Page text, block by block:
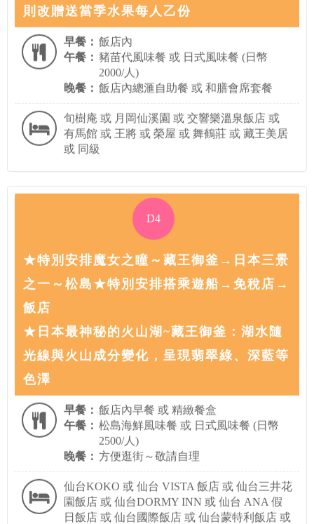
則改贈送當季水果每人乙份
早餐： 飯店內
午餐： 豬苗代風味餐 或 日式風味餐 (日幣
2000/人)
晚餐： 飯店內總滙自助餐 或 和膳會席套餐
旬樹庵 或 月岡仙溪園 或 交響樂溫泉飯店 或
有馬館 或 王將 或 榮屋 或 舞鶴莊 或 藏王美居
或 同級
D4
★特別安排魔女之瞳～藏王御釜→日本三景
之一～松島★特別安排搭乘遊船→免稅店→
飯店
★日本最神秘的火山湖~藏王御釜：湖水隨
光線與火山成分變化，呈現翡翠綠、深藍等
色澤
早餐： 飯店內早餐 或 精緻餐盒
午餐： 松島海鮮風味餐 或 日式風味餐 (日幣
2500/人)
晚餐： 方便逛街～敬請自理
仙台KOKO 或 仙台 VISTA 飯店 或 仙台三井花
園飯店 或 仙台DORMY INN 或 仙台 ANA 假
日飯店 或 仙台國際飯店 或 仙台蒙特利飯店 或